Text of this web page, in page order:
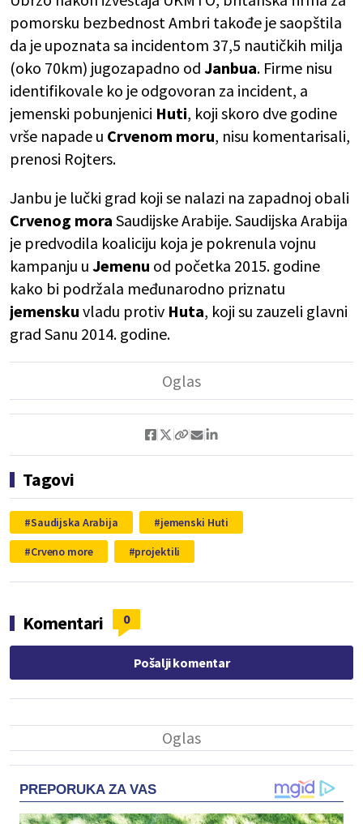
pomorsku bezbednost Ambri takođe je saopštila
da je upoznata sa incidentom 37,5 nautičkih milja
(oko 70km) jugozapadno od Janbua. Firme nisu
identifikovale ko je odgovoran za incident, a
jemenski pobunjenici Huti, koji skoro dve godine
vrše napade u Crvenom moru, nisu komentarisali,
prenosi Rojters.
Janbu je lučki grad koji se nalazi na zapadnoj obali
Crvenog mora Saudijske Arabije. Saudijska Arabija
je predvodila koaliciju koja je pokrenula vojnu
kampanju u Jemenu od početka 2015. godine
kako bi podržala međunarodno priznatu
jemensku vladu protiv Huta, koji su zauzeli glavni
grad Sanu 2014. godine.
Tagovi
Saudijska Arabija
jemenski Huti
Crveno more
projektili
Komentari 0
Pošalji komentar
PREPORUKA ZA VAS